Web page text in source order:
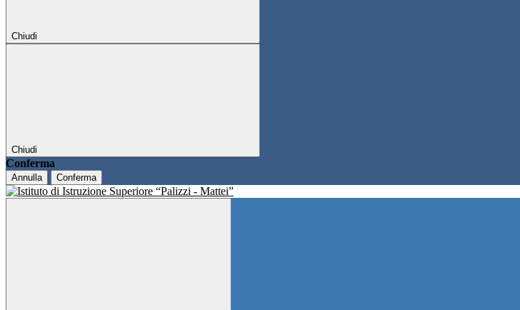
Chiudi
Chiudi
Conferma
Annulla Conferma